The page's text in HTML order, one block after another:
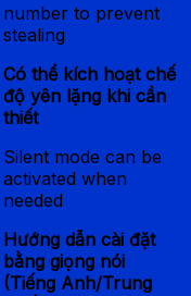
number to prevent
stealing
Có thể kích hoạt chế
độ yên lặng khi cần
thiết
Silent mode can be
activated when
needed
Hướng dẫn cài đặt
bằng giọng nói
(Tiếng Anh/Trung